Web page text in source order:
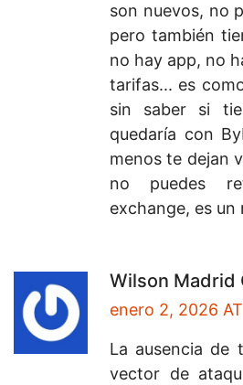
son nuevos, no
pero también
no hay app, no
tarifas... es
sin saber si
quedaría con
menos te dejan
no puedes
exchange, es un
Wilson Madrid
enero 2, 2026 AT
La ausencia de
vector de